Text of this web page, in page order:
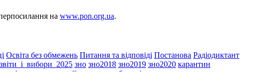
на www.pon.org.ua.
Освіта без обмежень Питання та відповіді Постанова Радіодиктант
звіти_і_вибори_2025 зно зно2018 зно2019 зно2020 карантин